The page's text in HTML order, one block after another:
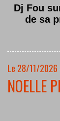
Dj Fou
de sa
Le 28/11/2026
NOELLE